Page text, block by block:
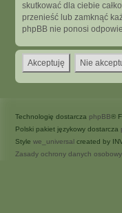
skutkować dla ciebie
przenieść lub zamknąć
phpBB nie ponosi
Technologię dostarcza phpBB®
Polski pakiet językowy dostarcza
Style we_universal created by
Zasady ochrony danych